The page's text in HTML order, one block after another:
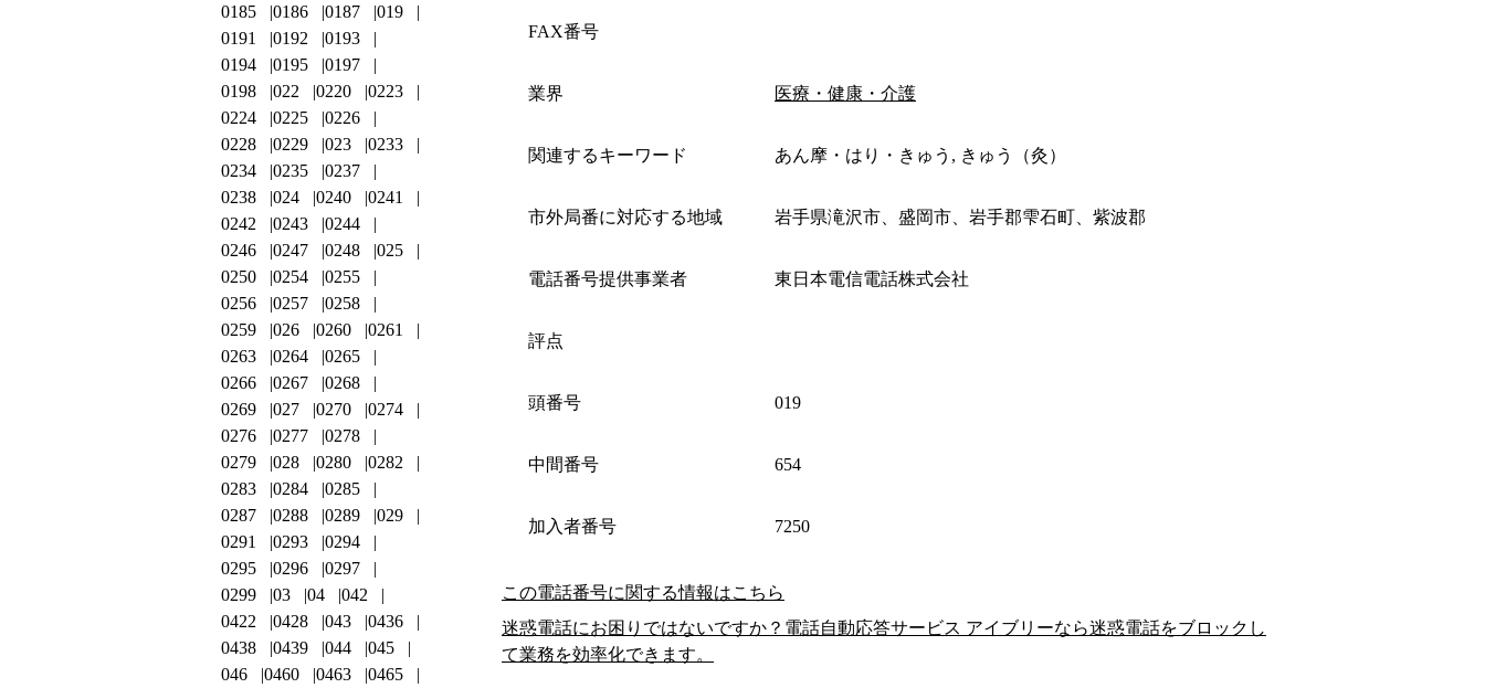
FAX番号
業界 医療・健康・介護
関連するキーワード あん摩・はり・きゅう, きゅう（灸）
市外局番に対応する地域 岩手県滝沢市、盛岡市、岩手郡雫石町、紫波郡
電話番号提供事業者 東日本電信電話株式会社
評点
頭番号 019
中間番号 654
加入者番号 7250
この電話番号に関する情報はこちら
迷惑電話にお困りではないですか？電話自動応答サービス アイブリーなら迷惑電話をブロックし
て業務を効率化できます。
0185
0186 0187
019
0191
0192
0193
0194
0195
0197
0198
022 0220
0223
0224
0225
0226
0228
0229 023
0233
0234
0235
0237
0238
024 0240
0241
0242
0243
0244
0246
0247 0248
025
0250
0254
0255
0256
0257
0258
0259
026 0260
0261
0263
0264
0265
0266
0267
0268
0269
027 0270
0274
0276
0277
0278
0279
028 0280
0282
0283
0284
0285
0287
0288 0289
029
0291
0293
0294
0295
0296
0297
0299
03 04
042
0422
0428 043
0436
0438
0439 044
045
046
0460 0463
0465